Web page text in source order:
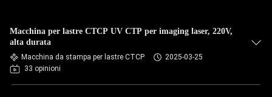
Macchina per lastre CTCP UV CTP per imaging laser, 220V,
alta durata
Macchina da stampa per lastre CTCP
2025-03-25
33 opinioni